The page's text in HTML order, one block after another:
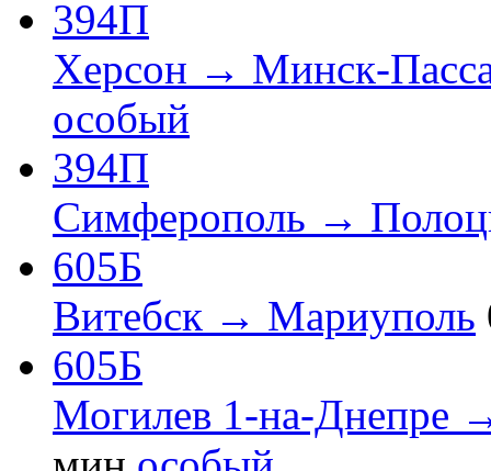
394П
Херсон → Минск-
особый
394П
Симферополь →
605Б
Витебск → Мариуполь
605Б
Могилев 1-на-Днепре